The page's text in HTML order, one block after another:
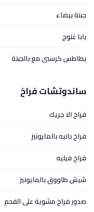
جبنة بيضاء
بابا غنوج
بطاطس كرسبى مع بالجبنة
ساندوتشات فراخ
فراخ الا جريك
فراخ بانيه بالمايونيز
فراخ فيليه
شيش طاووق بالمايونيز
صدور فراخ مشوية على الفحم